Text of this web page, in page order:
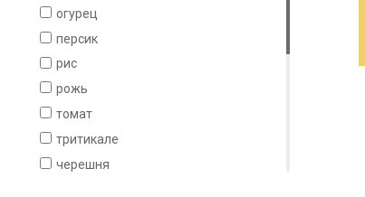
огурец
персик
рис
рожь
томат
тритикале
черешня